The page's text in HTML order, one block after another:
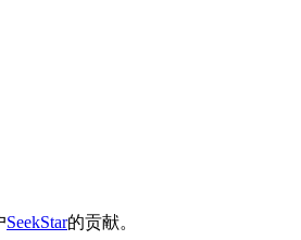
SeekStar的贡献。